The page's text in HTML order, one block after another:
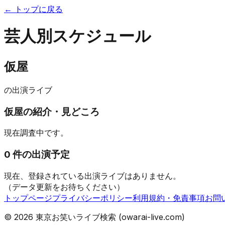
← トップに戻る
芸人別スケジュール
仮屋
の出演ライブ
仮屋の紹介・見どころ
現在調査中です。
0 件の出演予定
現在、登録されている出演ライブはありません。
（データ更新をお待ちください）
トップページプライバシーポリシー利用規約・免責事項お問
© 2026 東京お笑いライブ検索 (owarai-live.com)